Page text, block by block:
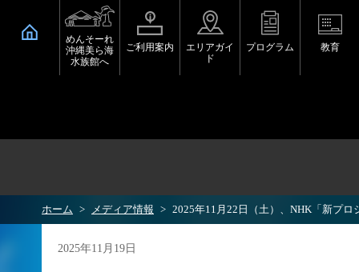
めんそーれ
沖縄美ら海
水族館へ
ご利用案内
エリアガイ
ド
プログラム 教育
ホーム メディア情報 2025年11月22日（土）、NHK「新プ
2025年11月19日